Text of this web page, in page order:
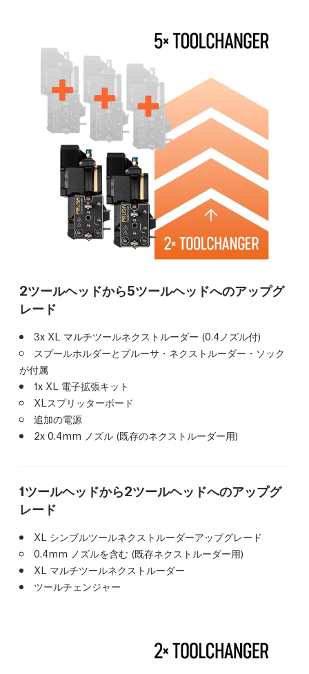
2ツールヘッドから5ツールヘッドへのアップグ
レード
3x XL マルチツールネクストルーダー (0.4ノズル付)
スプールホルダーとプルーサ・ネクストルーダー・ソック
が付属
1x XL 電子拡張キット
XLスプリッターボード
追加の電源
2x 0.4mm ノズル (既存のネクストルーダー用)
1ツールヘッドから2ツールヘッドへのアップグ
レード
XL シンブルツールネクストルーダーアップグレード
0.4mm ノズルを含む (既存ネクストルーダー用)
XL マルチツールネクストルーダー
ツールチェンジャー